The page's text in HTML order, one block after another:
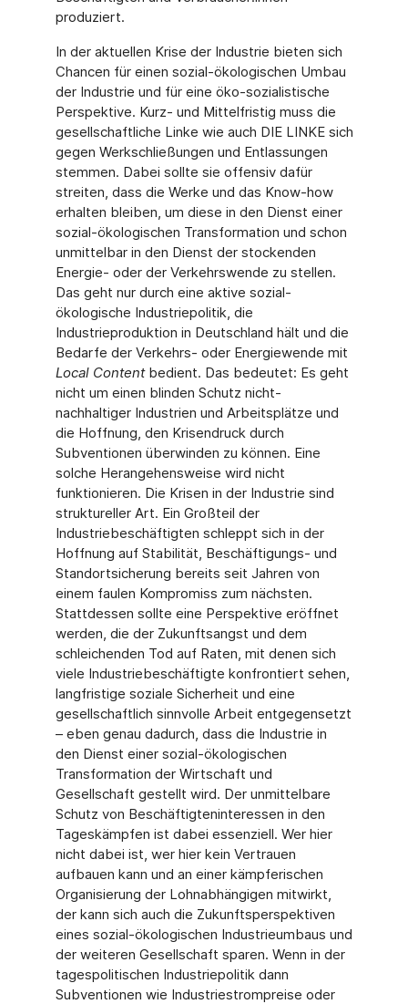
produziert.
In der aktuellen Krise der Industrie bieten sich
Chancen für einen sozial-ökologischen Umbau
der Industrie und für eine öko-sozialistische
Perspektive. Kurz- und Mittelfristig muss die
gesellschaftliche Linke wie auch DIE LINKE sich
gegen Werkschließungen und Entlassungen
stemmen. Dabei sollte sie offensiv dafür
streiten, dass die Werke und das Know-how
erhalten bleiben, um diese in den Dienst einer
sozial-ökologischen Transformation und schon
unmittelbar in den Dienst der stockenden
Energie- oder der Verkehrswende zu stellen.
Das geht nur durch eine aktive sozial-
ökologische Industriepolitik, die
Industrieproduktion in Deutschland hält und die
Bedarfe der Verkehrs- oder Energiewende mit
Local Content bedient. Das bedeutet: Es geht
nicht um einen blinden Schutz nicht-
nachhaltiger Industrien und Arbeitsplätze und
die Hoffnung, den Krisendruck durch
Subventionen überwinden zu können. Eine
solche Herangehensweise wird nicht
funktionieren. Die Krisen in der Industrie sind
struktureller Art. Ein Großteil der
Industriebeschäftigten schleppt sich in der
Hoffnung auf Stabilität, Beschäftigungs- und
Standortsicherung bereits seit Jahren von
einem faulen Kompromiss zum nächsten.
Stattdessen sollte eine Perspektive eröffnet
werden, die der Zukunftsangst und dem
schleichenden Tod auf Raten, mit denen sich
viele Industriebeschäftigte konfrontiert sehen,
langfristige soziale Sicherheit und eine
gesellschaftlich sinnvolle Arbeit entgegensetzt
– eben genau dadurch, dass die Industrie in
den Dienst einer sozial-ökologischen
Transformation der Wirtschaft und
Gesellschaft gestellt wird. Der unmittelbare
Schutz von Beschäftigteninteressen in den
Tageskämpfen ist dabei essenziell. Wer hier
nicht dabei ist, wer hier kein Vertrauen
aufbauen kann und an einer kämpferischen
Organisierung der Lohnabhängigen mitwirkt,
der kann sich auch die Zukunftsperspektiven
eines sozial-ökologischen Industrieumbaus und
der weiteren Gesellschaft sparen. Wenn in der
tagespolitischen Industriepolitik dann
Subventionen wie Industriestrompreise oder